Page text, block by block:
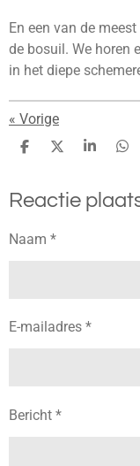
En een van de
de bosuil. We horen
in het diepe
« Vorige
D
e
D
l
S
r
e
D
e
Reactie
Naam *
E-mailadres *
Bericht *